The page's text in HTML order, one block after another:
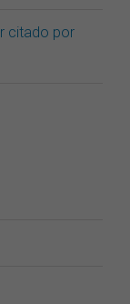
citado por